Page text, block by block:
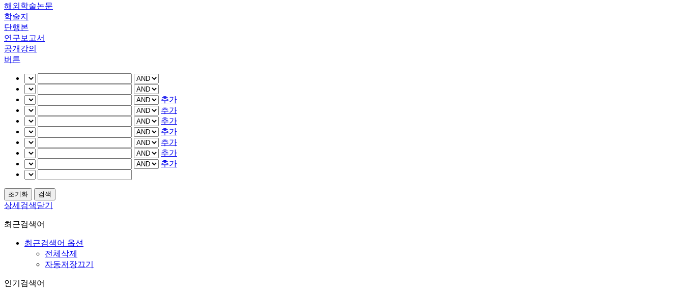
해외학술논문
학술지
단행본
연구보고서
공개강의
버튼
추가
추가
추가
추가
추가
추가
추가
상세검색닫기
최근검색어
최근검색어 옵션
전체삭제
자동저장끄기
인기검색어